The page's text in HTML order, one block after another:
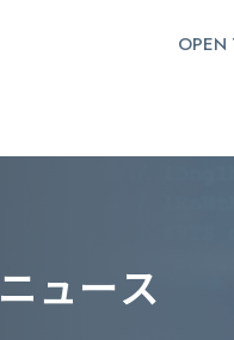
OPEN
ニュース